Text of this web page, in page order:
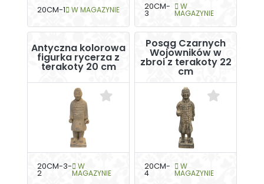
20CM-1 W MAGAZYNIE 20CM-
3
W
MAGAZYNIE
Antyczna kolorowa
figurka rycerza z
terakoty 20 cm
20CM-3-
2
W
MAGAZYNIE
Posąg Czarnych
Wojowników w
zbroi z terakoty 22
cm
20CM-
4
W
MAGAZYNIE